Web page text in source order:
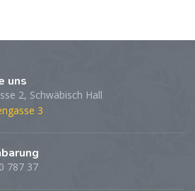
uns
2, Schwäbisch Hall
3
787 37